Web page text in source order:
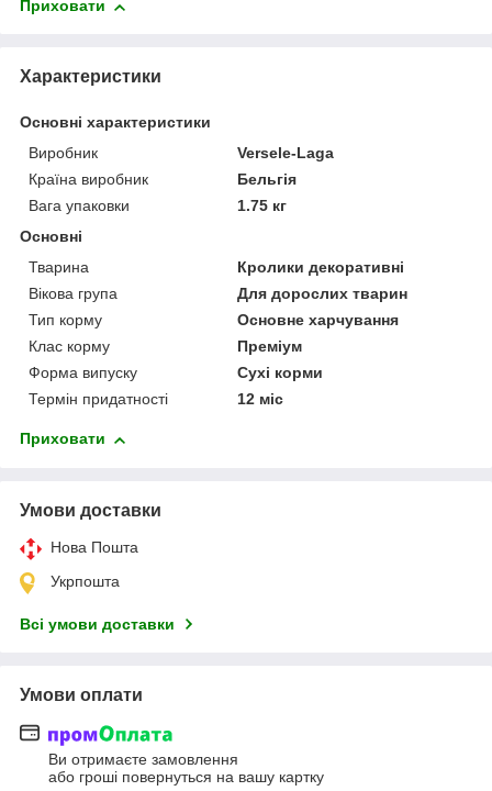
Приховати
Характеристики
Основні характеристики
Виробник
Versele-Laga
Країна виробник
Бельгія
Вага упаковки
1.75 кг
Основні
Тварина
Кролики декоративні
Вікова група
Для дорослих тварин
Тип корму
Основне харчування
Клас корму
Преміум
Форма випуску
Сухі корми
Термін придатності
12 міс
Приховати
Умови доставки
Нова Пошта
Укрпошта
Всі умови доставки
Умови оплати
Ви отримаєте замовлення
або гроші повернуться на вашу картку